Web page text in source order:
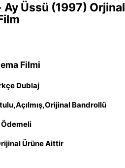
Üssü (1997) Orjinal
Filmi
Dublaj
Bandrollü
Ödemeli
Ürüne Aittir